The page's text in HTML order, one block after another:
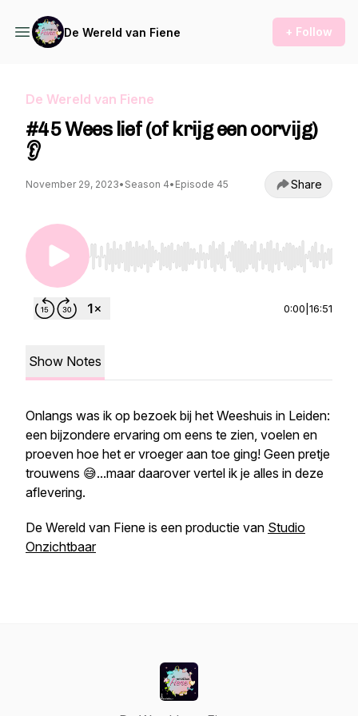
De Wereld van Fiene + Follow
De Wereld van Fiene
#45 Wees lief (of krijg een oorvijg)
👂
November 29, 2023• Season 4• Episode 45 Share
Use Left/Right to seek, Home/End to jump to
0:00 16:51
Show Notes
Onlangs was ik op bezoek bij het Weeshuis in Leiden:
een bijzondere ervaring om eens te zien, voelen en
proeven hoe het er vroeger aan toe ging! Geen pretje
trouwens 😅...maar daarover vertel ik je alles in deze
aflevering.
De Wereld van Fiene is een productie van Studio
Onzichtbaar